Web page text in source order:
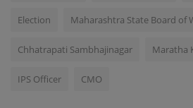
Election Maharashtra State Board of
Chhatrapati Sambhajinagar Maratha
IPS Officer CMO